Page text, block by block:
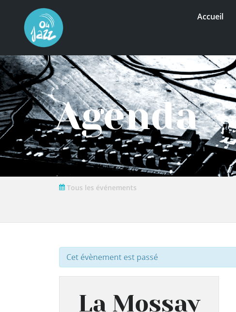
Accueil
Agenda
Tous les événements
Cet évènement est passé
La Mossay